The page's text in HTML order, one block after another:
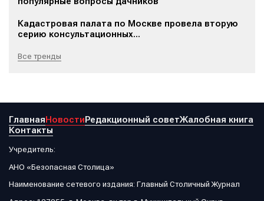
Кадастровая палата по Москве провела вторую
серию консультационных...
Все тренды
ГлавнаяНовостиРедакционный советЖалобная книга
Контакты
Учредитель:
АНО «Безопасная Столица»
Наименование сетевого издания: Главный Столичный Журнал